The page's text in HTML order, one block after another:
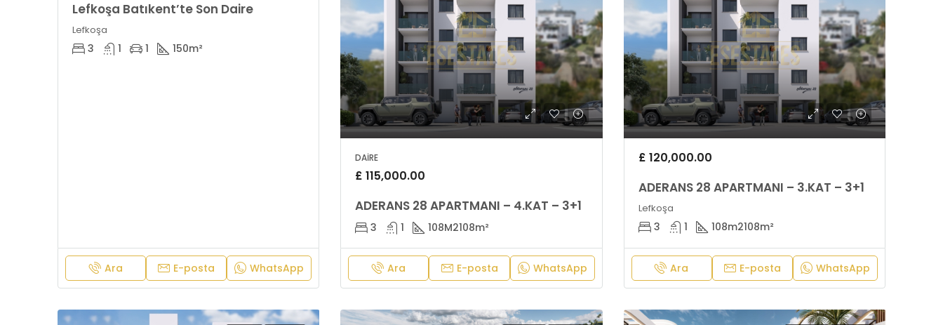
Lefkoşa Batıkent’te Son Daire
Lefkoşa
3 1 1 150m²
Ara E-posta WhatsApp
DAIRE
£ 115,000.00
ADERANS 28 APARTMANI – 4.KAT – 3+1
3 1 108M2108m²
Ara E-posta WhatsApp
£ 120,000.00
ADERANS 28 APARTMANI – 3.KAT – 3+1
Lefkoşa
3 1 108m2108m²
Ara E-posta WhatsApp